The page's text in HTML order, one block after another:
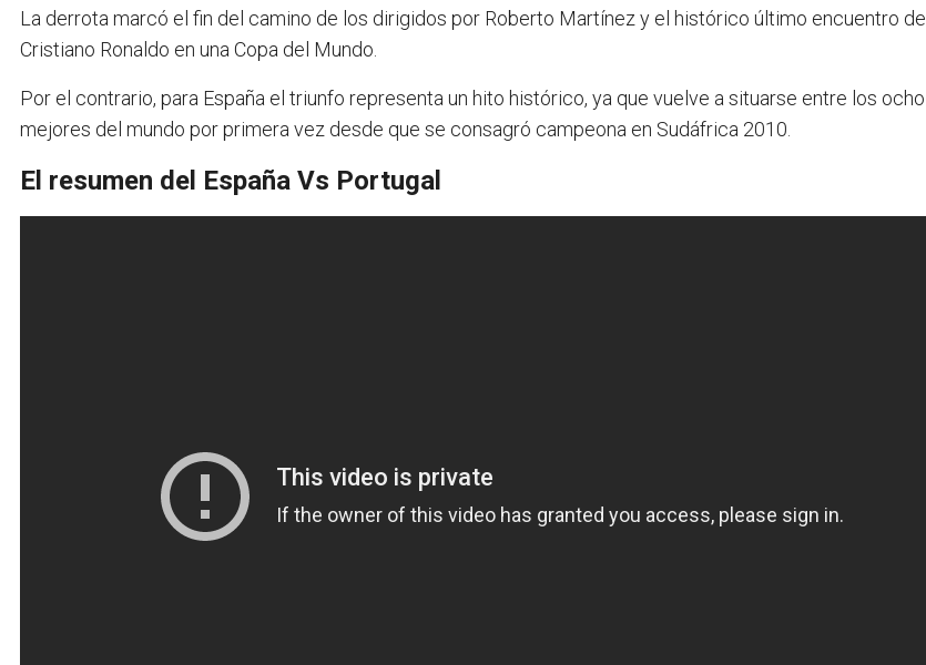
La derrota marcó el fin del camino de los dirigidos por Roberto Martínez y el histórico último encuentro de
Cristiano Ronaldo en una Copa del Mundo.
Por el contrario, para España el triunfo representa un hito histórico, ya que vuelve a situarse entre los ocho
mejores del mundo por primera vez desde que se consagró campeona en Sudáfrica 2010.
El resumen del España Vs Portugal